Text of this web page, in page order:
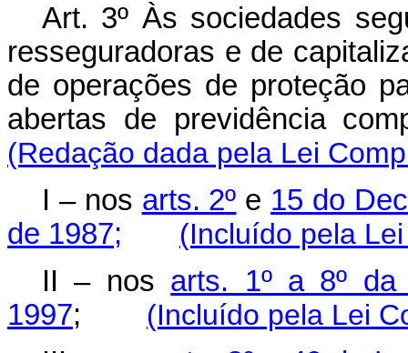
Art. 3º Às sociedades
resseguradoras e de
de operações de proteção
abertas de previdência
(Redação dada pela Lei
I – nos arts. 2º e 15 do
de 1987;
(Incluído pela
II – nos arts. 1º a 8º
1997; (Incluído pela Lei